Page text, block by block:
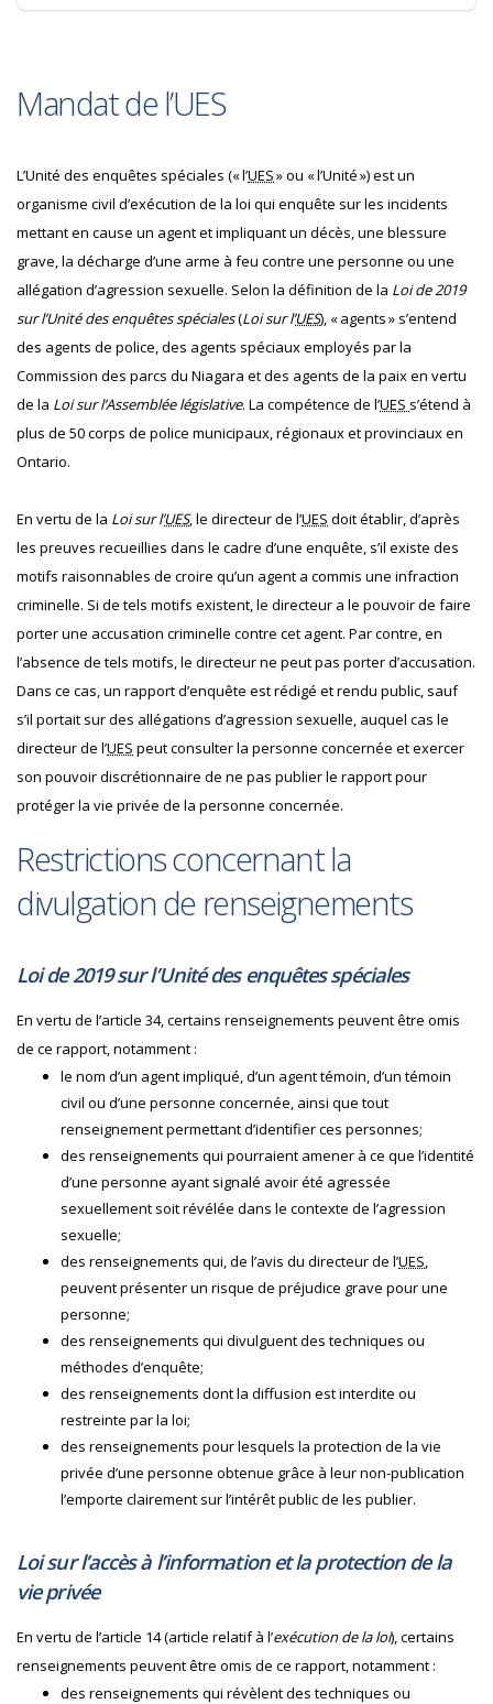
Mandat de l’UES
L’Unité des enquêtes spéciales (« l’UES» ou « l’Unité ») est un
organisme civil d’exécution de la loi qui enquête sur les incidents
mettant en cause un agent et impliquant un décès, une blessure
grave, la décharge d’une arme à feu contre une personne ou une
allégation d’agression sexuelle. Selon la définition de la Loi de 2019
sur l’Unité des enquêtes spéciales(Loi sur l’UES), « agents » s’entend
des agents de police, des agents spéciaux employés par la
Commission des parcs du Niagara et des agents de la paix en vertu
de la Loi sur l’Assemblée législative. La compétence de l’UES s’étend à
plus de 50 corps de police municipaux, régionaux et provinciaux en
Ontario.
En vertu de la Loi sur l’UES, le directeur de l’UES doit établir, d’après
les preuves recueillies dans le cadre d’une enquête, s’il existe des
motifs raisonnables de croire qu’un agent a commis une infraction
criminelle. Si de tels motifs existent, le directeur a le pouvoir de faire
porter une accusation criminelle contre cet agent. Par contre, en
l’absence de tels motifs, le directeur ne peut pas porter d’accusation.
Dans ce cas, un rapport d’enquête est rédigé et rendu public, sauf
s’il portait sur des allégations d’agression sexuelle, auquel cas le
directeur de l’UES peut consulter la personne concernée et exercer
son pouvoir discrétionnaire de ne pas publier le rapport pour
protéger la vie privée de la personne concernée.
Restrictions concernant la
divulgation de renseignements
Loi de 2019 sur l’Unité des enquêtes spéciales
En vertu de l’article 34, certains renseignements peuvent être omis
de ce rapport, notamment :
le nom d’un agent impliqué, d’un agent témoin, d’un témoin
civil ou d’une personne concernée, ainsi que tout
renseignement permettant d’identifier ces personnes;
des renseignements qui pourraient amener à ce que l’identité
d’une personne ayant signalé avoir été agressée
sexuellement soit révélée dans le contexte de l’agression
sexuelle;
des renseignements qui, de l’avis du directeur de l’UES,
peuvent présenter un risque de préjudice grave pour une
personne;
des renseignements qui divulguent des techniques ou
méthodes d’enquête;
des renseignements dont la diffusion est interdite ou
restreinte par la loi;
des renseignements pour lesquels la protection de la vie
privée d’une personne obtenue grâce à leur non-publication
l’emporte clairement sur l’intérêt public de les publier.
Loi sur l’accès à l’information et la protection de la
vie privée
En vertu de l’article 14 (article relatif à l’exécution de la loi), certains
renseignements peuvent être omis de ce rapport, notamment :
des renseignements qui révèlent des techniques ou